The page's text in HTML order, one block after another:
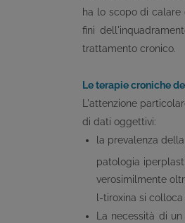
ha lo scopo di
fini
trattamento cronico.
Le terapie croniche
L'attenzione
di dati oggettivi:
la prevalenza
patologia
verosimilmente
l-tiroxina si
La necessità di